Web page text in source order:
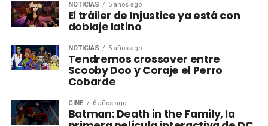
NOTICIAS 5 años ago
El tráiler de Injustice ya está con
doblaje latino
NOTICIAS 5 años ago
Tendremos crossover entre
Scooby Doo y Coraje el Perro
Cobarde
CINE 6 años ago
Batman: Death in the Family, la